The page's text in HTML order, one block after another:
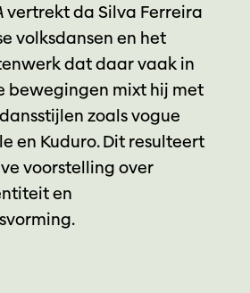
vertrekt da Silva Ferreira
volksdansen en het
dat daar vaak in
bewegingen mixt hij met
zoals vogue
en Kuduro. Dit resulteert
voorstelling over
en